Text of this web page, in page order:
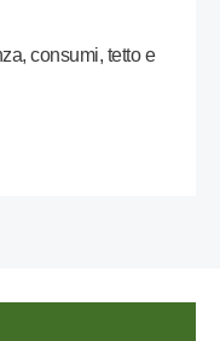
consumi, tetto e